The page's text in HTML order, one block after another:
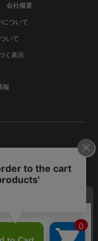
会社概要
について
いて
く表示
報